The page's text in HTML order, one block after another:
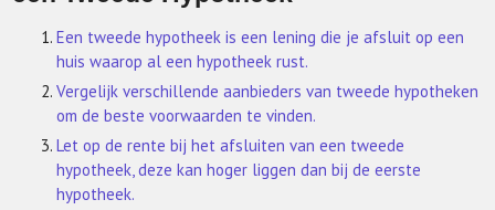
Een tweede hypotheek is een lening die je afsluit op een
huis waarop al een hypotheek rust.
Vergelijk verschillende aanbieders van tweede hypotheken
om de beste voorwaarden te vinden.
Let op de rente bij het afsluiten van een tweede
hypotheek, deze kan hoger liggen dan bij de eerste
hypotheek.